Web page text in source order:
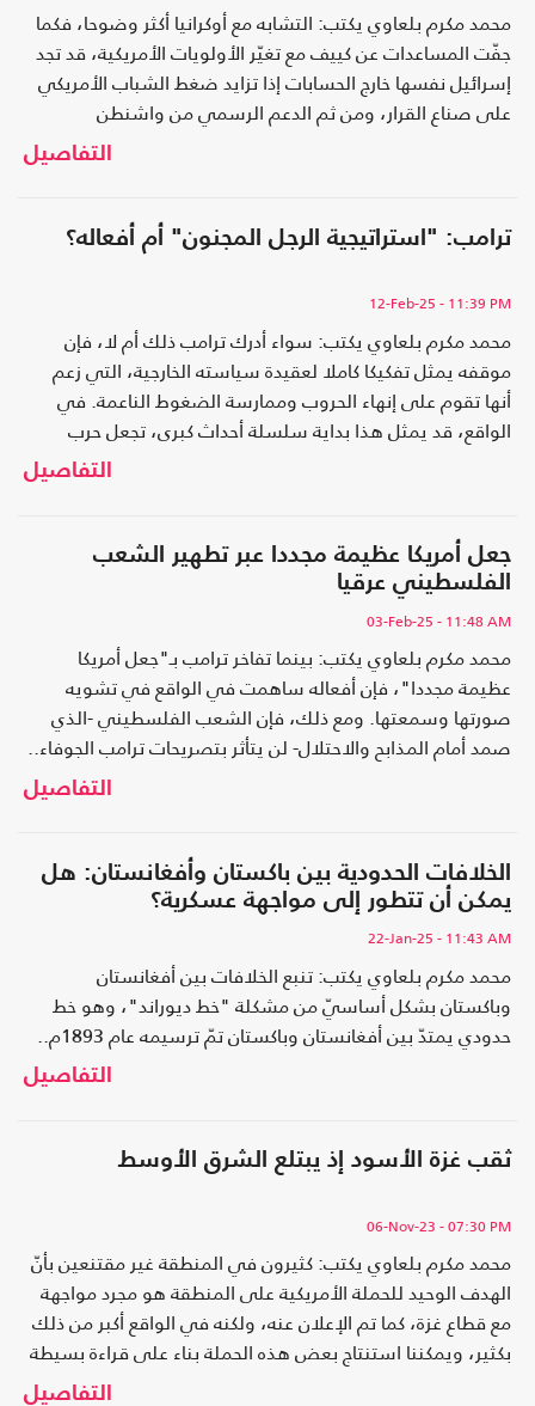
محمد مكرم بلعاوي يكتب: التشابه مع أوكرانيا أكثر وضوحا، فكما
جفّت المساعدات عن كييف مع تغيّر الأولويات الأمريكية، قد تجد
إسرائيل نفسها خارج الحسابات إذا تزايد ضغط الشباب الأمريكي
على صناع القرار، ومن ثم الدعم الرسمي من واشنطن
التفاصيل
ترامب: "استراتيجية الرجل المجنون" أم أفعاله؟
12-Feb-25 - 11:39 PM
محمد مكرم بلعاوي يكتب: سواء أدرك ترامب ذلك أم لا، فإن
موقفه يمثل تفكيكا كاملا لعقيدة سياسته الخارجية، التي زعم
أنها تقوم على إنهاء الحروب وممارسة الضغوط الناعمة. في
الواقع، قد يمثل هذا بداية سلسلة أحداث كبرى، تجعل حرب
السابع من تشرين الأول/ أكتوبر تبدو كنزهةٍ بسيطةٍ بجانبهاالتفاصيل
جعل أمريكا عظيمة مجددا عبر تطهير الشعب
الفلسطيني عرقيا
03-Feb-25 - 11:48 AM
محمد مكرم بلعاوي يكتب: بينما تفاخر ترامب بـ"جعل أمريكا
عظيمة مجددا"، فإن أفعاله ساهمت في الواقع في تشويه
صورتها وسمعتها. ومع ذلك، فإن الشعب الفلسطيني -الذي
صمد أمام المذابح والاحتلال- لن يتأثر بتصريحات ترامب الجوفاء..
التفاصيل
الخلافات الحدودية بين باكستان وأفغانستان: هل
يمكن أن تتطور إلى مواجهة عسكرية؟
22-Jan-25 - 11:43 AM
محمد مكرم بلعاوي يكتب: تنبع الخلافات بين أفغانستان
وباكستان بشكل أساسيّ من مشكلة "خط ديوراند"، وهو خط
حدودي يمتدّ بين أفغانستان وباكستان تمّ ترسيمه عام 1893م..
التفاصيل
ثقب غزة الأسود إذ يبتلع الشرق الأوسط
06-Nov-23 - 07:30 PM
محمد مكرم بلعاوي يكتب: كثيرون في المنطقة غير مقتنعين بأنّ
الهدف الوحيد للحملة الأمريكية على المنطقة هو مجرد مواجهة
مع قطاع غزة، كما تم الإعلان عنه، ولكنه في الواقع أكبر من ذلك
بكثير، ويمكننا استنتاج بعض هذه الحملة بناء على قراءة بسيطة
للسياسة الخارجية الأمريكية بعد الحرب العالمية الثانية التفاصيل